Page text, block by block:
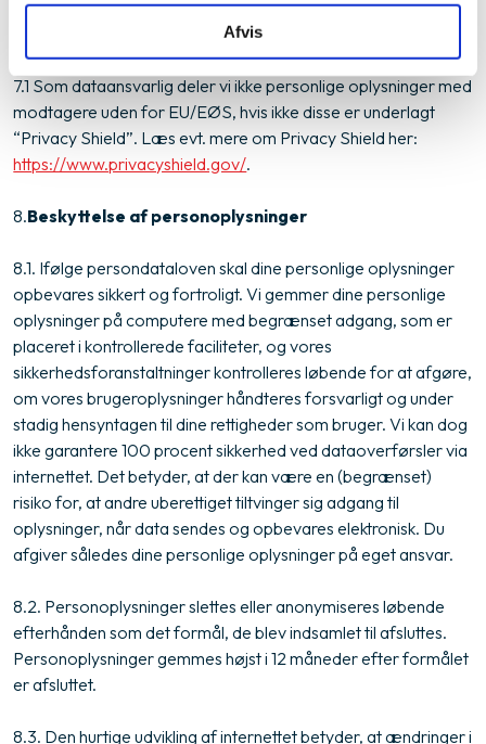
Afvis
7.​Deling af oplysninger med modtagere uden for
7.1 Som dataansvarlig deler vi ikke personlige oplysninger med
modtagere uden for EU/EØS, hvis ikke disse er underlagt
“Privacy Shield”. Læs evt. mere om Privacy Shield her:
https://www.privacyshield.gov/.
8.​Beskyttelse af personoplysninger
8.1. Ifølge persondataloven skal dine personlige oplysninger
opbevares sikkert og fortroligt. Vi gemmer dine personlige
oplysninger på computere med begrænset adgang, som er
placeret i kontrollerede faciliteter, og vores
sikkerhedsforanstaltninger kontrolleres løbende for at afgøre,
om vores brugeroplysninger håndteres forsvarligt og under
stadig hensyntagen til dine rettigheder som bruger. Vi kan dog
ikke garantere 100 procent sikkerhed ved dataoverførsler via
internettet. Det betyder, at der kan være en (begrænset)
risiko for, at andre uberettiget tiltvinger sig adgang til
oplysninger, når data sendes og opbevares elektronisk. Du
afgiver således dine personlige oplysninger på eget ansvar.
8.2. Personoplysninger slettes eller anonymiseres løbende
efterhånden som det formål, de blev indsamlet til afsluttes.
Personoplysninger gemmes højst i 12 måneder efter formålet
er afsluttet.
8.3. Den hurtige udvikling af internettet betyder, at ændringer i